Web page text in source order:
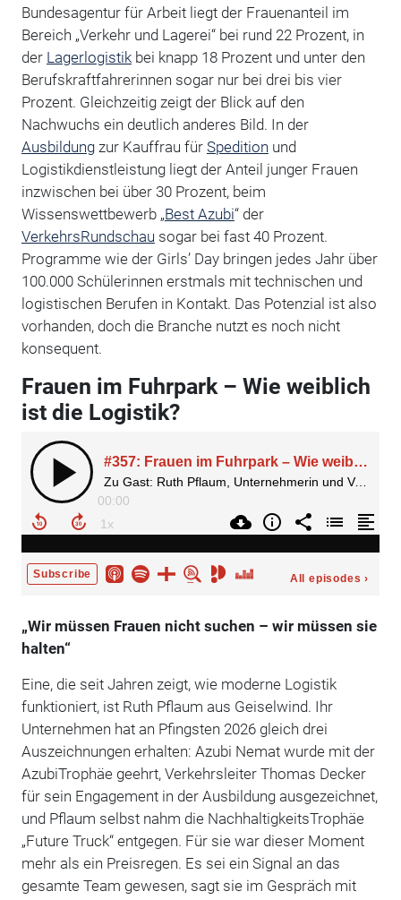
Bundesagentur für Arbeit liegt der Frauenanteil im
Bereich „Verkehr und Lagerei“ bei rund 22 Prozent, in
der Lagerlogistikbei knapp 18 Prozent und unter den
Berufskraftfahrerinnen sogar nur bei drei bis vier
Prozent. Gleichzeitig zeigt der Blick auf den
Nachwuchs ein deutlich anderes Bild. In der
Ausbildungzur Kauffrau für Spedition und
Logistikdienstleistung liegt der Anteil junger Frauen
inzwischen bei über 30 Prozent, beim
Wissenswettbewerb „Best Azubi“ der
VerkehrsRundschau sogar bei fast 40 Prozent.
Programme wie der Girls’ Day bringen jedes Jahr über
100.000 Schülerinnen erstmals mit technischen und
logistischen Berufen in Kontakt. Das Potenzial ist also
vorhanden, doch die Branche nutzt es noch nicht
konsequent.
Frauen im Fuhrpark – Wie weiblich
ist die Logistik?
„Wir müssen Frauen nicht suchen – wir müssen sie
halten“
Eine, die seit Jahren zeigt, wie moderne Logistik
funktioniert, ist Ruth Pflaum aus Geiselwind. Ihr
Unternehmen hat an Pfingsten 2026 gleich drei
Auszeichnungen erhalten: Azubi Nemat wurde mit der
AzubiTrophäe geehrt, Verkehrsleiter Thomas Decker
für sein Engagement in der Ausbildung ausgezeichnet,
und Pflaum selbst nahm die NachhaltigkeitsTrophäe
„Future Truck“ entgegen. Für sie war dieser Moment
mehr als ein Preisregen. Es sei ein Signal an das
gesamte Team gewesen, sagt sie im Gespräch mit